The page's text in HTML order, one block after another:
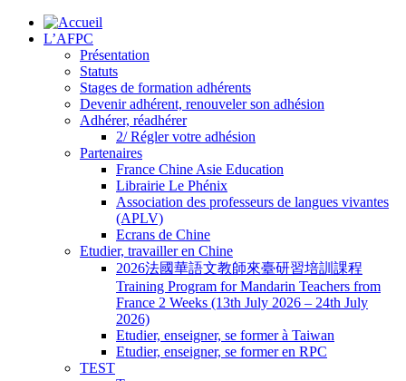
L’AFPC
Présentation
Statuts
Stages de formation adhérents
Devenir adhérent, renouveler son adhésion
Adhérer, réadhérer
2/ Régler votre adhésion
Partenaires
France Chine Asie Education
Librairie Le Phénix
Association des professeurs de langues vivantes
(APLV)
Ecrans de Chine
Etudier, travailler en Chine
2026法國華語文教師來臺研習培訓課程
Training Program for Mandarin Teachers from
France 2 Weeks (13th July 2026 – 24th July
2026)
Etudier, enseigner, se former à Taiwan
Etudier, enseigner, se former en RPC
TEST